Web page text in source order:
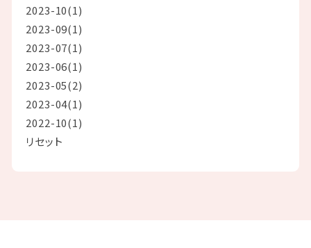
2023-10(1)
2023-09(1)
2023-07(1)
2023-06(1)
2023-05(2)
2023-04(1)
2022-10(1)
リセット